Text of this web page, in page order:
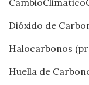
Dióxido de
Halocarbonos
Huella de